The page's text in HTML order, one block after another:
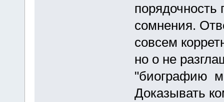
порядочность
сомнения.
совсем
но о не
"биографию
Доказывать